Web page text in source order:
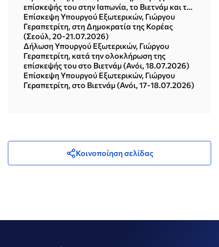
επίσκεψής του στην Ιαπωνία, το Βιετνάμ και τη
Δημοκρατία της Κορέας (Σεούλ, 21.07.2026)
Επίσκεψη Υπουργού Εξωτερικών, Γιώργου
Γεραπετρίτη, στη Δημοκρατία της Κορέας
(Σεούλ, 20-21.07.2026)
Δήλωση Υπουργού Εξωτερικών, Γιώργου
Γεραπετρίτη, κατά την ολοκλήρωση της
επίσκεψής του στο Βιετνάμ (Ανόι, 18.07.2026)
Επίσκεψη Υπουργού Εξωτερικών, Γιώργου
Γεραπετρίτη, στο Βιετνάμ (Ανόι, 17-18.07.2026)
Κοινοποίηση σελίδας